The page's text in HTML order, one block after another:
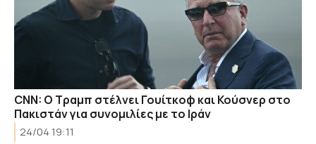
CNN: Ο Τραμπ στέλνει Γουίτκοφ και Κούσνερ στο
Πακιστάν για συνομιλίες με το Ιράν
24/04 19:11